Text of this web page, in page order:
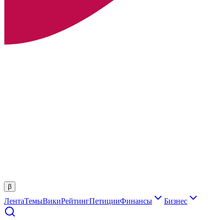
β
ЛентаТемыВикиРейтингПетицииФинансы Бизнес